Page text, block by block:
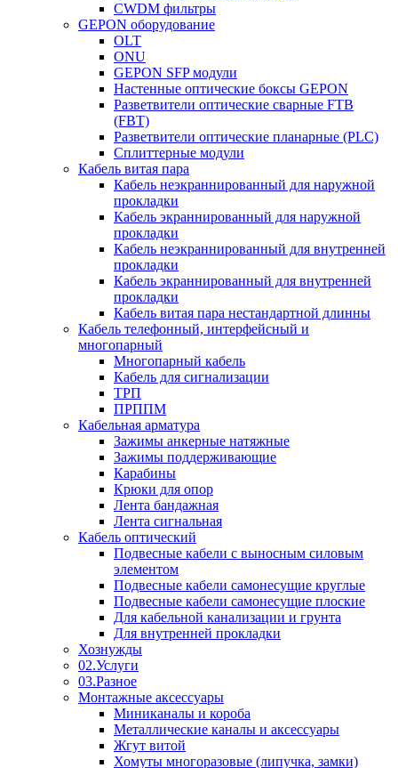
CWDM фильтры
GEPON оборудование
OLT
ONU
GEPON SFP модули
Настенные оптические боксы GEPON
Разветвители оптические сварные FTB
(FBT)
Разветвители оптические планарные (PLC)
Сплиттерные модули
Кабель витая пара
Кабель неэкраннированный для наружной
прокладки
Кабель экраннированный для наружной
прокладки
Кабель неэкраннированный для внутренней
прокладки
Кабель экраннированный для внутренней
прокладки
Кабель витая пара нестандартной длинны
Кабель телефонный, интерфейсный и
многопарный
Многопарный кабель
Кабель для сигнализации
ТРП
ПРППМ
Кабельная арматура
Зажимы анкерные натяжные
Зажимы поддерживающие
Карабины
Крюки для опор
Лента бандажная
Лента сигнальная
Кабель оптический
Подвесные кабели с выносным силовым
элементом
Подвесные кабели самонесущие круглые
Подвесные кабели самонесущие плоские
Для кабельной канализации и грунта
Для внутренней прокладки
Хознужды
02.Услуги
03.Разное
Монтажные аксессуары
Миниканалы и короба
Металлические каналы и аксессуары
Жгут витой
Хомуты многоразовые (липучка, замки)